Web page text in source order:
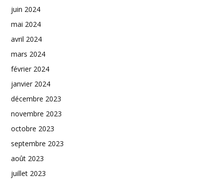
juin 2024
mai 2024
avril 2024
mars 2024
février 2024
janvier 2024
décembre 2023
novembre 2023
octobre 2023
septembre 2023
août 2023
juillet 2023